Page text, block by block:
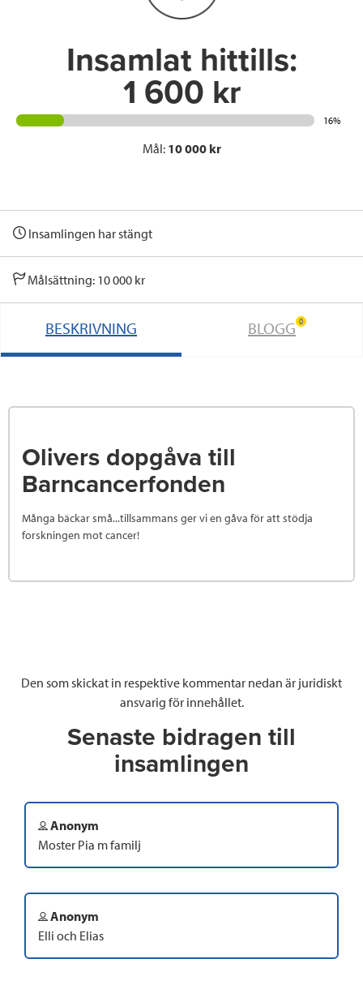
n
Insamlat hittills:
1 600 kr
16%
Mål: 10 000 kr
Insamlingen har stängt
Målsättning: 10 000 kr
BESKRIVNING BLOGG 0
Olivers dopgåva till
Barncancerfonden
Många bäckar små...tillsammans ger vi en gåva för att stödja
forskningen mot cancer!
Den som skickat in respektive kommentar nedan är juridiskt
ansvarig för innehållet.
Senaste bidragen till
insamlingen
Anonym
Moster Pia m familj
Anonym
Elli och Elias